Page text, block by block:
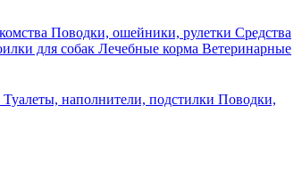
Поводки, ошейники, рулетки Средства
для собак Лечебные корма Ветеринарные
Туалеты, наполнители, подстилки Поводки,